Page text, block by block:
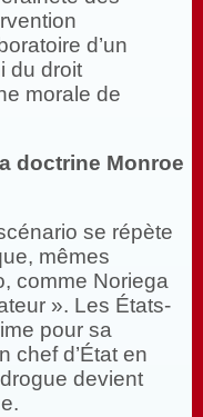
d’un
du droit
morale de
doctrine Monroe
se répète
mêmes
comme Noriega
». Les États-
pour sa
chef d’État en
devient